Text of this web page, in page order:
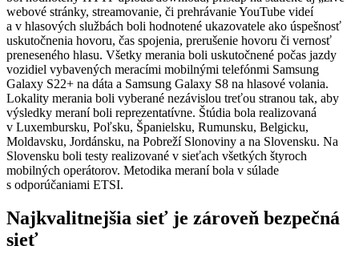
webové stránky, streamovanie, či prehrávanie YouTube videí
a v hlasových službách boli hodnotené ukazovatele ako úspešnosť
uskutočnenia hovoru, čas spojenia, prerušenie hovoru či vernosť
preneseného hlasu. Všetky merania boli uskutočnené počas jazdy
vozidiel vybavených meracími mobilnými telefónmi Samsung
Galaxy S22+ na dáta a Samsung Galaxy S8 na hlasové volania.
Lokality merania boli vyberané nezávislou treťou stranou tak, aby
výsledky meraní boli reprezentatívne. Štúdia bola realizovaná
v Luxembursku, Poľsku, Španielsku, Rumunsku, Belgicku,
Moldavsku, Jordánsku, na Pobreží Slonoviny a na Slovensku. Na
Slovensku boli testy realizované v sieťach všetkých štyroch
mobilných operátorov. Metodika meraní bola v súlade
s odporúčaniami ETSI.
Najkvalitnejšia sieť je zároveň bezpečná
sieť